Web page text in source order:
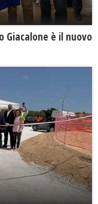
Giacalone è il nuovo